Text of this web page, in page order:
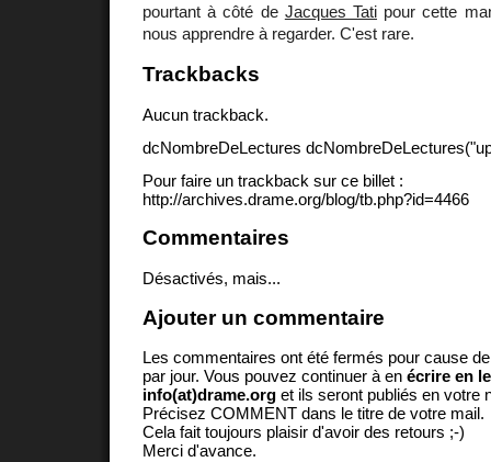
pourtant à côté de Jacques Tati pour cette
nous apprendre à regarder. C'est rare.
Trackbacks
Aucun trackback.
dcNombreDeLectures
Pour faire un trackback sur ce billet :
http://archives.drame.org/blog/tb.php?id=4466
Commentaires
Désactivés, mais...
Ajouter un commentaire
Les commentaires ont été fermés pour cause
par jour. Vous pouvez continuer à en écrire en
info(at)drame.org et ils seront publiés en votre
Précisez COMMENT dans le titre de votre mail.
Cela fait toujours plaisir d'avoir des retours ;-)
Merci d'avance.